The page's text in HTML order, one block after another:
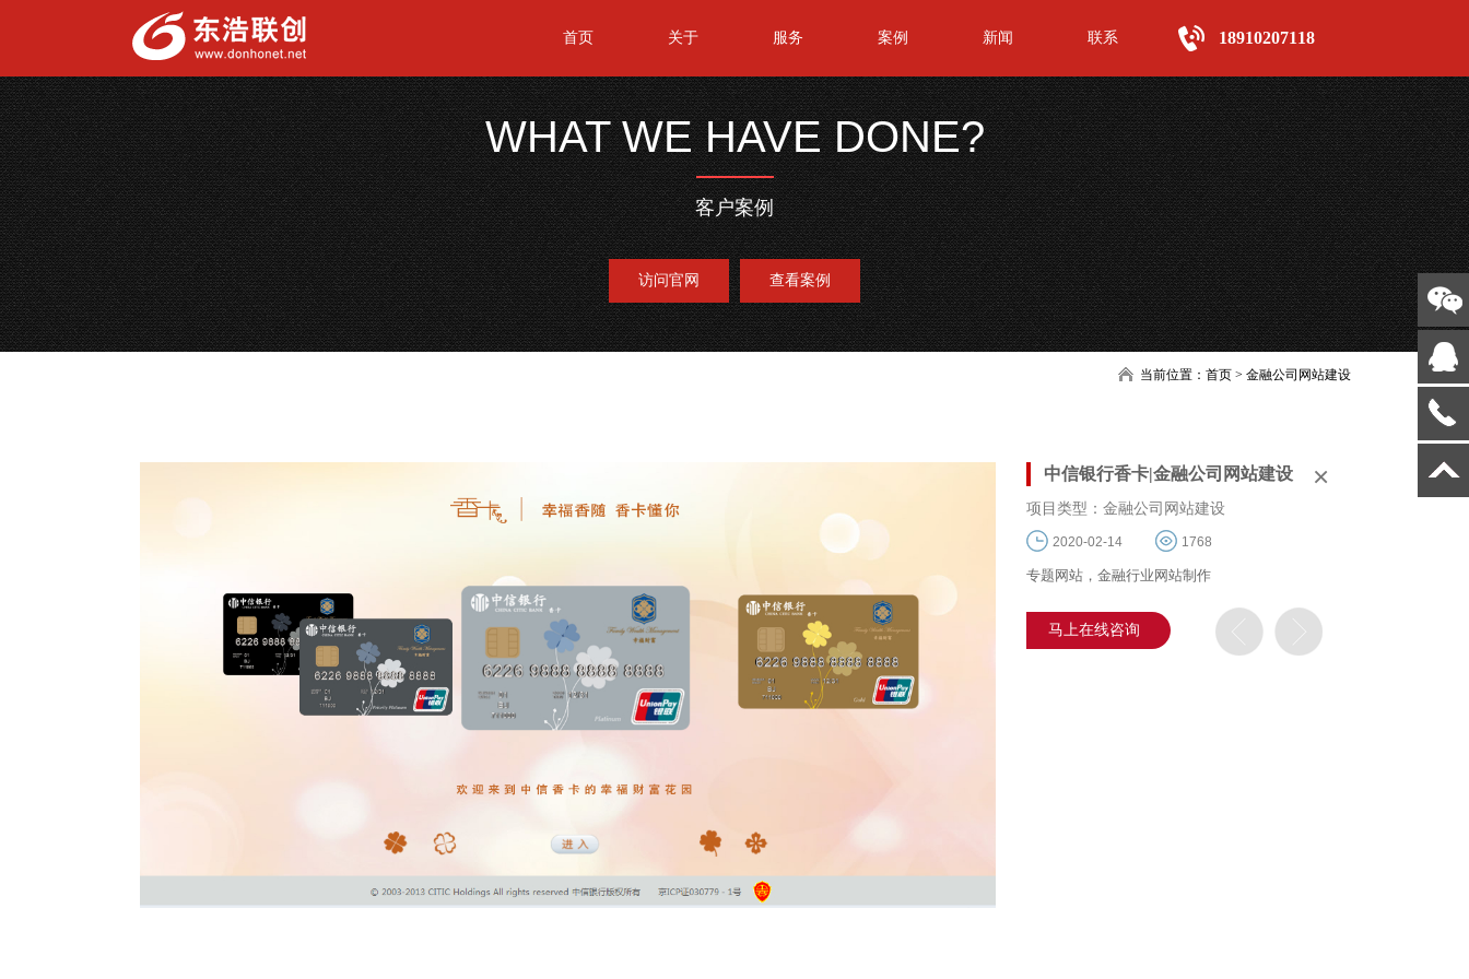
首页 关于 服务 案例 新闻 联系 18910207118
WHAT WE HAVE DONE?
客户案例
访问官网 查看案例
当前位置：首页 >金融公司网站建设
中信银行香卡|金融公司网站建设 ×
项目类型：金融公司网站建设
2020-02-14 1768
专题网站，金融行业网站制作
马上在线咨询